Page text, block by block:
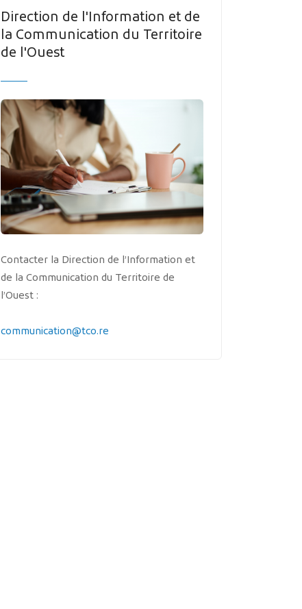
MES DÉMARCHES
Publicité des actes
Marchés publics
Projets financés par l'Europe
Plans d'accès
Direction de l'Information et de
la Communication du Territoire
de l'Ouest
Contacter la Direction de l’Information et
de la Communication du Territoire de
l’Ouest :
communication@tco.re